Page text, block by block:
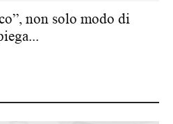
non solo modo di